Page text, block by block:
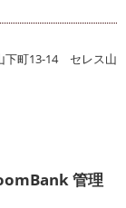
下町13-14 セレス山
管理